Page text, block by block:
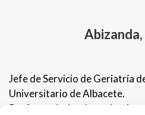
Jefe de Servicio de Geriatría
Universitario de Albacete.
Profesor titular de geriatría en